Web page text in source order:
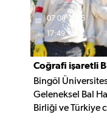
07.08.2026
17:49
Coğrafi işaretli
şenliği
Bingöl
Geleneksel Bal
Birliği ve Türkiye